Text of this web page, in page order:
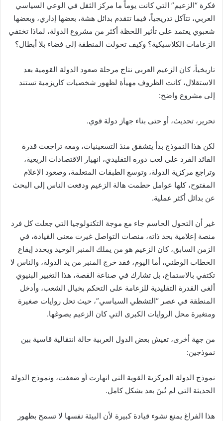
‏فكرة “الزعيم” التي كانت يوماً ما مركز الثقل في الوعي السياسي
العربي، تتآكل تدريجياً، فيما تتقدم بدائل هشة، بعضها إداري، وبعضها
شعبوي يعتمد على تأثير اللحظة أكثر من مشروع الدولة، لماذا تختفي
الزعامات الكلاسيكية؟ وكيف تحولت المنطقة إلى فضاء بلا أبطال؟
‏تاريخياً، كان الزعيم العربي نتاج مرحلة صعود الدولة القومية بعد
الاستقلال، كانت الظروف مهيأة لظهور شخصيات كاريزمية تستند
إلى مشروع واضح:
‏تحرير، تحديث، أو حتى بناء جهاز دولة قوي.
‏لكن هذا النموذج بدأ يتشقق منذ التسعينيات، ومعه تراجعت قدرة
القائد الفرد على لعب دوره التقليدي، انهيار الاقتصادات الريعية،
وتراجع مركزية الدولة، وتوسع الطبقات المتعلمة، وصعود الإعلام
المفتوح، كلها عوامل حطمت هالة الزعيم ودفعت الناس إلى البحث
عن بدائل أكثر عملية.
‏غير أن التحول الحاسم جاء مع موجة التكنولوجيا التي جعلت كل فرد
منصة إعلامية بحد ذاته، منصات التواصل غيرت معنى القيادة، في
الزمن السابق، كان الزعيم هو من يملك المنبر الوحيد ويحدد إيقاع
الخطاب الوطني، أما اليوم، فقد خرج المنبر من يد الدولة، والناس لا
تكتفي بالاستماع، بل تشارك في صناعة القصة، هذا التغيير البنيوي
ألغى القدرة التقليدية للزعامة على التحكم بخيال الشعب، وأدخل
المنطقة في عصر “التشظي السياسي”، حيث تحل روايات صغيرة
ومتغيرة محل الروايات الكبرى التي كان الزعيم يصوغها.
‏من جهة أخرى، تعيش بعض الدول العربية حالة انتقالية قاسية بين
نموذجين:
‏نموذج الدولة المركزية القوية التي انهارت أو ضعفت، ونموذج الدولة
الحديثة التي لم تُبنَ بعد بشكل كامل.
‏هذا الفراغ يمنع نشوء قيادة كبيرة لأن البيئة نفسها لا تسمح بظهور